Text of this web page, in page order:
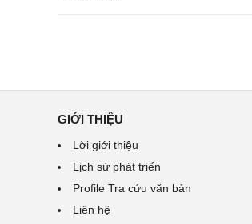
GIỚI THIỆU
Lời giới thiệu
Lịch sử phát triển
Profile Tra cứu văn bản
Liên hệ